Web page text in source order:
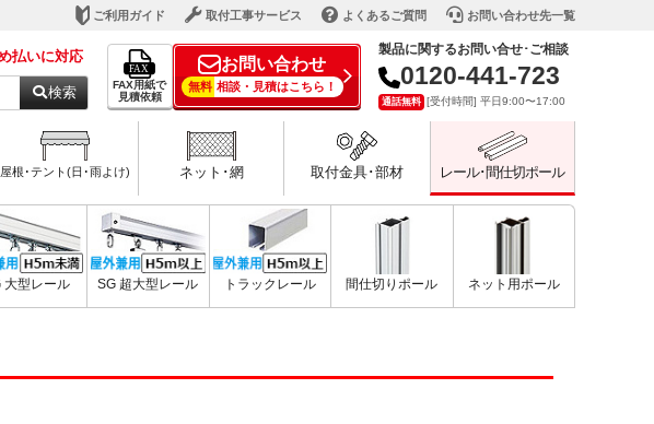
ご利用ガイド 取付工事サービス よくあるご質問 お問い合わせ先一覧
払いに対応
検索
FAX用紙で
見積依頼
お問い合わせ
無料 相談・見積はこちら！
製品に関するお問い合せ･ご相談
0120-441-723
通話無料 [受付時間] 平日9:00〜17:00
屋根･テント(日･雨よけ) ネット･網 取付金具･部材 レール･間仕切ポール
大型レール SG 超大型レール トラックレール 間仕切りポール ネット用ポール